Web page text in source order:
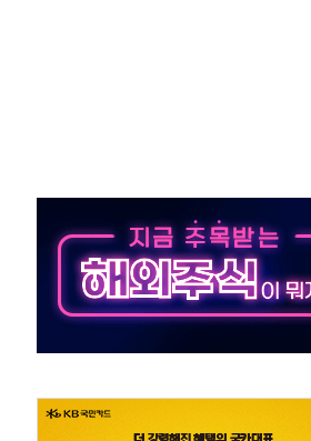
' 공격… 시민들 공포감 극대화 전략
감에 홀로 상한가…마진 잔액은 사상 최고
발사… 올해 10번째·42일 만 도발
위기… 반군·마약카르텔이 습득해 전투 활용
면 부식 물질"
진화...외국인 노동자 숨져